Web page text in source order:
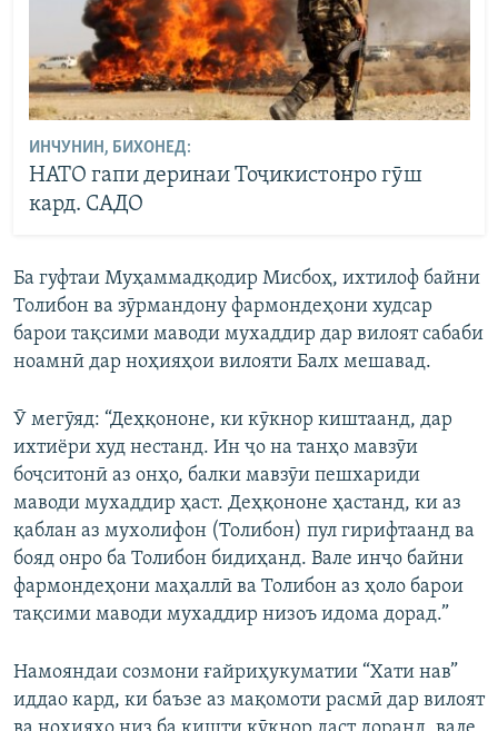
ИНЧУНИН, БИХОНЕД:
НАТО гапи деринаи Тоҷикистонро гӯш
кард. САДО
Ба гуфтаи Муҳаммадқодир Мисбоҳ, ихтилоф байни
Толибон ва зӯрмандону фармондеҳони худсар
барои тақсими маводи мухаддир дар вилоят сабаби
ноамнӣ дар ноҳияҳои вилояти Балх мешавад.
Ӯ мегӯяд: “Деҳқононе, ки кӯкнор киштаанд, дар
ихтиёри худ нестанд. Ин ҷо на танҳо мавзӯи
боҷситонӣ аз онҳо, балки мавзӯи пешхариди
маводи мухаддир ҳаст. Деҳқононе ҳастанд, ки аз
қаблан аз мухолифон (Толибон) пул гирифтаанд ва
бояд онро ба Толибон бидиҳанд. Вале инҷо байни
фармондеҳони маҳаллӣ ва Толибон аз ҳоло барои
тақсими маводи мухаддир низоъ идома дорад.”
Намояндаи созмони ғайриҳукуматии “Хати нав”
иддао кард, ки баъзе аз мақомоти расмӣ дар вилоят